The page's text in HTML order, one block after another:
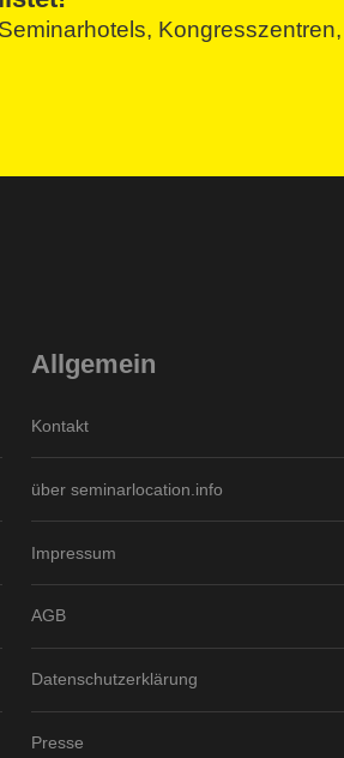
Allgemein
Kontakt
über seminarlocation.info
Impressum
AGB
Datenschutzerklärung
Presse